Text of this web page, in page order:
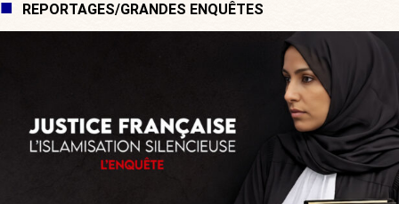
REPORTAGES/GRANDES ENQUÊTES